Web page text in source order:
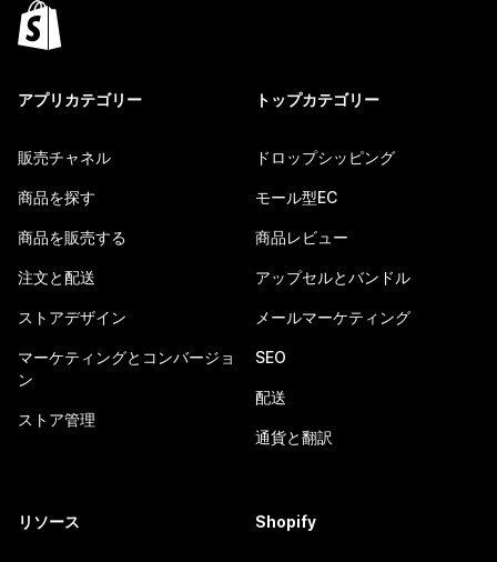
アプリカテゴリー
販売チャネル
商品を探す
商品を販売する
注文と配送
ストアデザイン
マーケティングとコンバージョ
ン
ストア管理
トップカテゴリー
ドロップシッピング
モール型EC
商品レビュー
アップセルとバンドル
メールマーケティング
SEO
配送
通貨と翻訳
リソース Shopify